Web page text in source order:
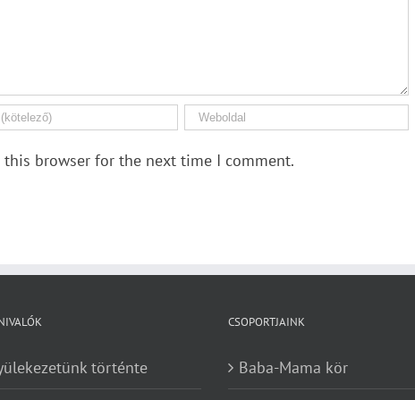
this browser for the next time I comment.
történte
CSOPORTJAINK
Baba-Mama kör